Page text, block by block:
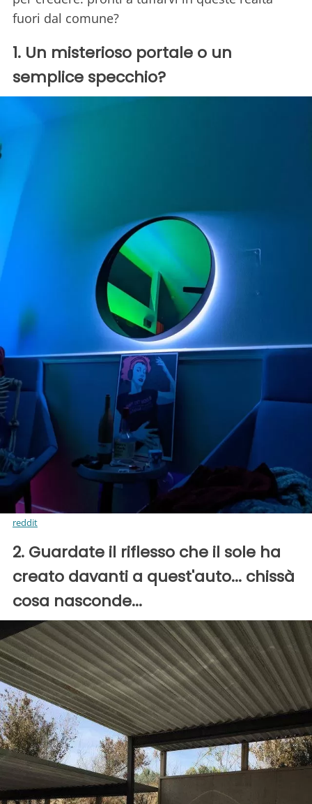
fuori dal comune?
1. Un misterioso portale o un
semplice specchio?
reddit
2. Guardate il riflesso che il sole ha
creato davanti a quest'auto... chissà
cosa nasconde...